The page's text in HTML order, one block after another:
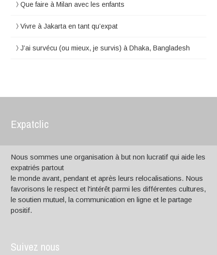
Que faire à Milan avec les enfants
Vivre à Jakarta en tant qu’expat
J’ai survécu (ou mieux, je survis) à Dhaka, Bangladesh
Expatclic
Nous sommes une organisation à but non lucratif qui aide les
expatriés partout
le monde avant, pendant et après leurs relocalisations. Nous
favorisons le respect et l'intérêt parmi les différentes cultures,
le soutien mutuel, la communication en ligne et le partage
positif.
Suivez nous